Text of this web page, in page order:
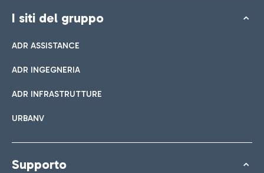
I siti del gruppo
ADR ASSISTANCE
ADR INGEGNERIA
ADR INFRASTRUTTURE
URBANV
Supporto